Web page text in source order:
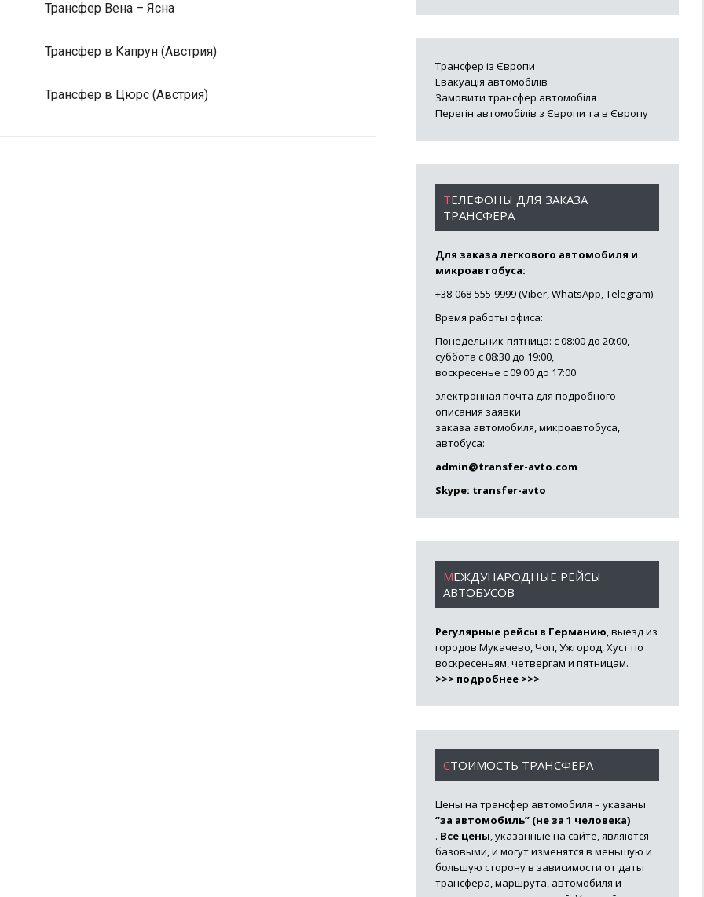
Трансфер Вена – Ясна
Трансфер в Капрун (Австрия)
Трансфер в Цюрс (Австрия)
Трансфер із Європи
Евакуація автомобілів
Замовити трансфер автомобіля
Перегін автомобілів з Європи та в Європу
ТЕЛЕФОНЫ ДЛЯ ЗАКАЗА
ТРАНСФЕРА
Для заказа легкового автомобиля и
микроавтобуса:
+38-068-555-9999 (Viber, WhatsApp, Telegram)
Время работы офиса:
Понедельник-пятница: с 08:00 до 20:00,
суббота с 08:30 до 19:00,
воскресенье с 09:00 до 17:00
электронная почта для подробного
описания заявки
заказа автомобиля, микроавтобуса,
автобуса:
admin@transfer-avto.com
Skype: transfer-avto
МЕЖДУНАРОДНЫЕ РЕЙСЫ
АВТОБУСОВ
Регулярные рейсы в Германию, выезд из
городов Мукачево, Чоп, Ужгород, Хуст по
воскресеньям, четвергам и пятницам.
>>> подробнее >>>
СТОИМОСТЬ ТРАНСФЕРА
Цены на трансфер автомобиля – указаны
“за автомобиль” (не за 1 человека)
. Все цены, указанные на сайте, являются
базовыми, и могут изменятся в меньшую и
большую сторону в зависимости от даты
трансфера, маршрута, автомобиля и